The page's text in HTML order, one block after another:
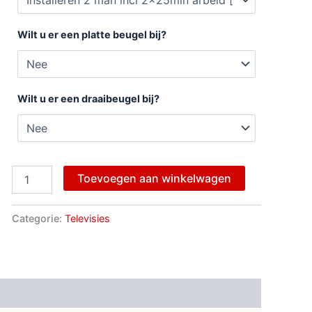
Wilt u er een platte beugel bij?
Wilt u er een draaibeugel bij?
Toevoegen aan winkelwagen
Categorie: Televisies